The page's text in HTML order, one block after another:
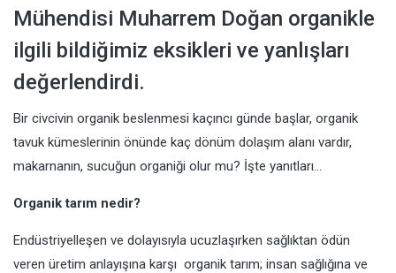
Mühendisi Muharrem Doğan organikle
ilgili bildiğimiz eksikleri ve yanlışları
değerlendirdi.
Bir civcivin organik beslenmesi kaçıncı günde başlar, organik
tavuk kümeslerinin önünde kaç dönüm dolaşım alanı vardır,
makarnanın, sucuğun organiği olur mu? İşte yanıtları…
Organik tarım nedir?
Endüstriyelleşen ve dolayısıyla ucuzlaşırken sağlıktan ödün
veren üretim anlayışına karşı organik tarım; insan sağlığına ve